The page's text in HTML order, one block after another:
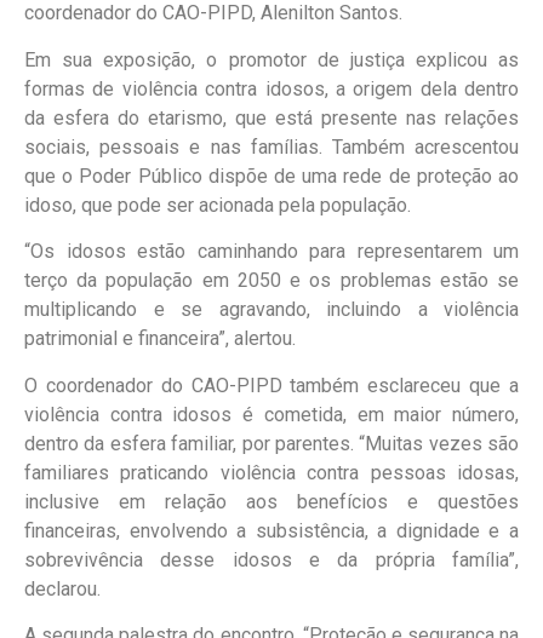
coordenador do CAO-PIPD, Alenilton Santos.
Em sua exposição, o promotor de justiça explicou as
formas de violência contra idosos, a origem dela dentro
da esfera do etarismo, que está presente nas relações
sociais, pessoais e nas famílias. Também acrescentou
que o Poder Público dispõe de uma rede de proteção ao
idoso, que pode ser acionada pela população.
“Os idosos estão caminhando para representarem um
terço da população em 2050 e os problemas estão se
multiplicando e se agravando, incluindo a violência
patrimonial e financeira”, alertou.
O coordenador do CAO-PIPD também esclareceu que a
violência contra idosos é cometida, em maior número,
dentro da esfera familiar, por parentes. “Muitas vezes são
familiares praticando violência contra pessoas idosas,
inclusive em relação aos benefícios e questões
financeiras, envolvendo a subsistência, a dignidade e a
sobrevivência desse idosos e da própria família”,
declarou.